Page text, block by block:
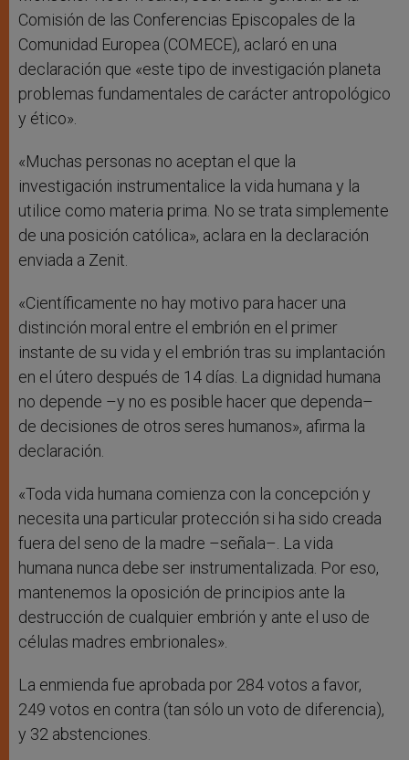
Comisión de las Conferencias Episcopales de la
Comunidad Europea (COMECE), aclaró en una
declaración que «este tipo de investigación planeta
problemas fundamentales de carácter antropológico
y ético».
«Muchas personas no aceptan el que la
investigación instrumentalice la vida humana y la
utilice como materia prima. No se trata simplemente
de una posición católica», aclara en la declaración
enviada a Zenit.
«Científicamente no hay motivo para hacer una
distinción moral entre el embrión en el primer
instante de su vida y el embrión tras su implantación
en el útero después de 14 días. La dignidad humana
no depende –y no es posible hacer que dependa–
de decisiones de otros seres humanos», afirma la
declaración.
«Toda vida humana comienza con la concepción y
necesita una particular protección si ha sido creada
fuera del seno de la madre –señala–. La vida
humana nunca debe ser instrumentalizada. Por eso,
mantenemos la oposición de principios ante la
destrucción de cualquier embrión y ante el uso de
células madres embrionales».
La enmienda fue aprobada por 284 votos a favor,
249 votos en contra (tan sólo un voto de diferencia),
y 32 abstenciones.